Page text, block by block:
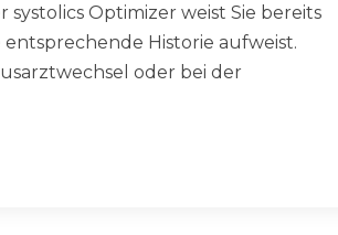
Optimizer weist Sie bereits
Historie aufweist.
oder bei der